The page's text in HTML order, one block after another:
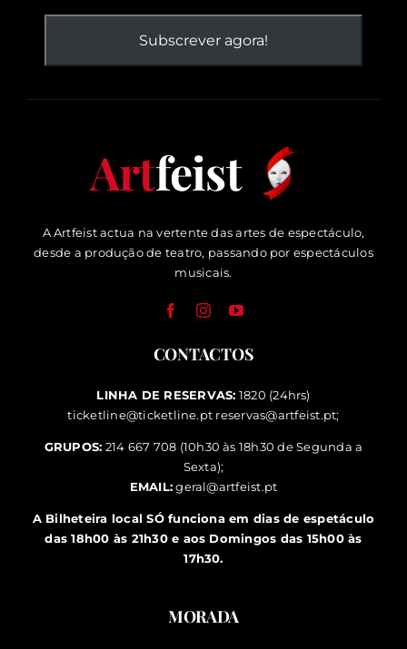
Artfeist
A Artfeist actua na vertente das artes de espectáculo,
desde a produção de teatro, passando por espectáculos
musicais.
CONTACTOS
LINHA DE RESERVAS: 1820 (24hrs)
ticketline@ticketline.pt reservas@artfeist.pt;
GRUPOS: 214 667 708 (10h30 às 18h30 de Segunda a
Sexta);
EMAIL: geral@artfeist.pt
A Bilheteira local SÓ funciona em dias de espetáculo
das 18h00 às 21h30 e aos Domingos das 15h00 às
17h30.
MORADA